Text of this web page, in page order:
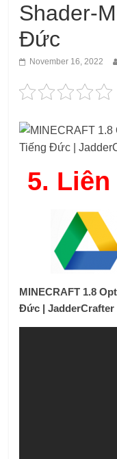
Shader-
Đức
November 16, 2022
5.
MINECRAFT 1.8
Đức | JadderCrafter